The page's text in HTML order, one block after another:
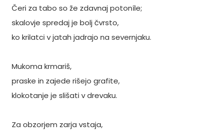
Čeri za tabo so že zdavnaj potoníle;
skalovje spredaj je bolj čvrsto,
ko krilatci v jatah jadrajo na severnjaku.
Mukoma krmariš,
praske in zajede rišejo grafite,
klokotanje je slišati v drevaku.
Za obzorjem zarja vstaja,